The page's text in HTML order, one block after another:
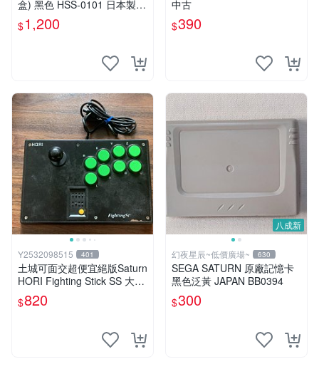
盒) 黑色 HSS-0101 日本製 B
B0189
$1,200
中古
$390
Y2532098515 401
土城可面交超便宜絕版Saturn
HORI Fighting Stick SS 大型
格鬥搖桿 HSS-07可調整連發
控制器 手把 釷星
$820
八成新
幻夜星辰~低價廣場~ 630
SEGA SATURN 原廠記憶卡
黑色泛黃 JAPAN BB0394
$300